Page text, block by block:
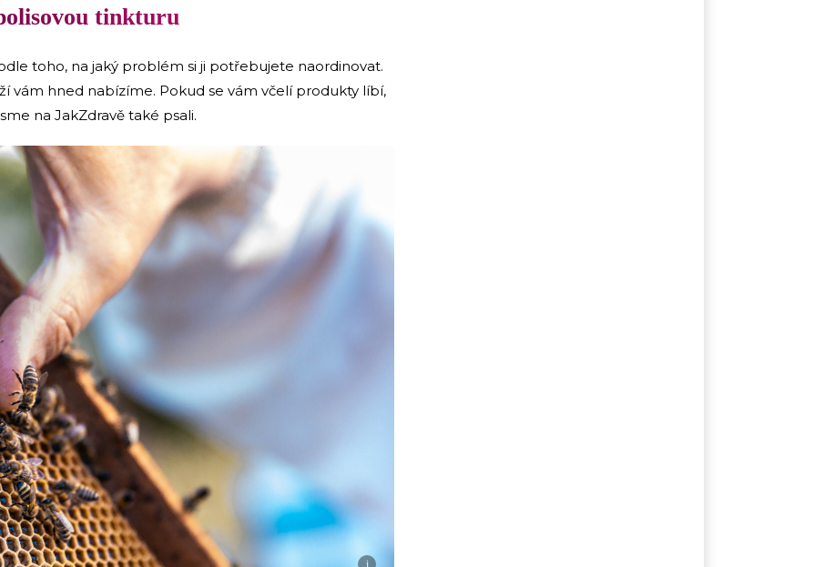
tinkturu
toho, na jaký problém si ji potřebujete naordinovat.
vám hned nabízíme. Pokud se vám včelí produkty líbí,
na JakZdravě také psali.
i